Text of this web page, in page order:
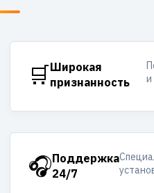
🛒Широкая
признанность
и
🎧Поддержка
24/7